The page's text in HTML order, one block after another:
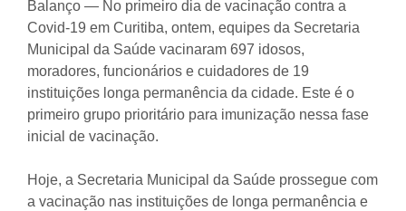
Balanço — No primeiro dia de vacinação contra a
Covid-19 em Curitiba, ontem, equipes da Secretaria
Municipal da Saúde vacinaram 697 idosos,
moradores, funcionários e cuidadores de 19
instituições longa permanência da cidade. Este é o
primeiro grupo prioritário para imunização nessa fase
inicial de vacinação.
Hoje, a Secretaria Municipal da Saúde prossegue com
a vacinação nas instituições de longa permanência e